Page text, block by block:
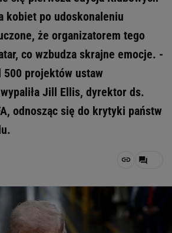
kobiet po udoskonaleniu
że organizatorem tego
co wzbudza skrajne emocje. -
500 projektów ustaw
Jill Ellis, dyrektor ds.
odnosząc się do krytyki państw